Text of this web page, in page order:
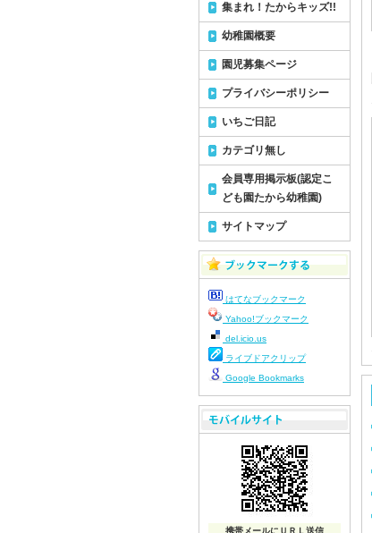
集まれ！たからキッズ!!
幼稚園概要
園児募集ページ
プライバシーポリシー
いちご日記
カテゴリ無し
会員専用掲示板(認定こ
ども園たから幼稚園)
サイトマップ
はてなブックマーク
Yahoo!ブックマーク
del.icio.us
ライブドアクリップ
Google Bookmarks
携帯メールにＵＲＬ送信